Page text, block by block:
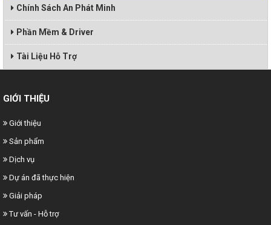
Chính Sách An Phát Minh
Phần Mềm & Driver
Tài Liệu Hỗ Trợ
GIỚI THIỆU
Giới thiệu
Sản phẩm
Dịch vụ
Dự án đã thực hiện
Giải pháp
Tư vấn - Hỗ trợ